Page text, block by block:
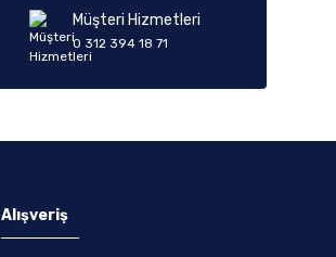
Müşteri Hizmetleri
0 312 394 18 71
Alışveriş